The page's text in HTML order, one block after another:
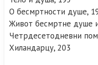
О бесмртности душе,
Живот бесмртне душе
Четрдесетодневни
Хиландарцу, 203